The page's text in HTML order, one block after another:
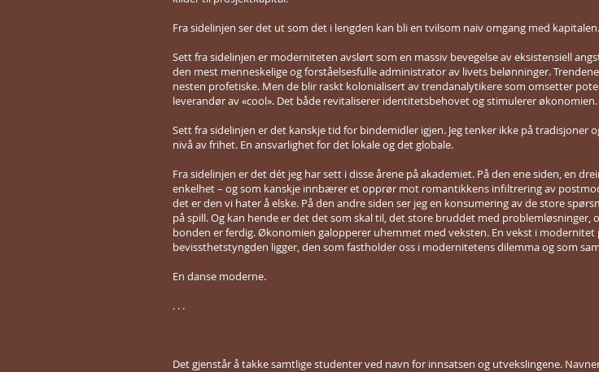
Fra sidelinjen ser det ut som det i lengden kan bli en tvilsom naiv omgang med kapitalen.
Sett fra sidelinjen er moderniteten avslørt som en massiv bevegelse av eksistensiell
den mest menneskelige og forståelsesfulle administrator av livets belønninger.
nesten profetiske. Men de blir raskt kolonialisert av trendanalytikere som omsetter
leverandør av «cool». Det både revitaliserer identitetsbehovet og stimulerer økonomien.
Sett fra sidelinjen er det kanskje tid for bindemidler igjen. Jeg tenker ikke på
nivå av frihet. En ansvarlighet for det lokale og det globale.
Fra sidelinjen er det dét jeg har sett i disse årene på akademiet. På den ene siden, en
enkelhet – og som kanskje innbærer et opprør mot romantikkens infiltrering av
det er den vi hater å elske. På den andre siden ser jeg en konsumering av de store
på spill. Og kan hende er det det som skal til, det store bruddet med
bonden er ferdig. Økonomien galopperer uhemmet med veksten. En vekst i
bevissthetstyngden ligger, den som fastholder oss i modernitetens dilemma og som
En danse moderne.
. . .
Det gjenstår å takke samtlige studenter ved navn for innsatsen og utvekslingene.